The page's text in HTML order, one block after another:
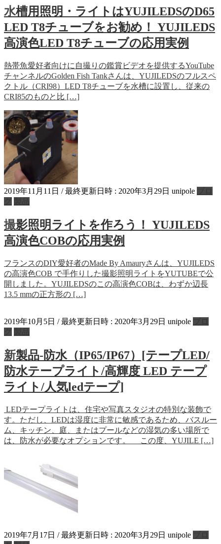
水槽用照明・ライトはYUJILEDSのD65
LED T8チューブをお勧め！ YUJILEDS
高演色LED T8チューブの応用実例
熱帯魚愛好者向けに自撮りの鑑賞ビデオを提供するYouTube
チャンネルのGolden Fish Tankさんは、YUJILEDSのフルスペ
クトル（CRI98）LED T8チューブを水槽に設置し、従来の
CRI85のものと比 […]
2019年11月11日 / 最終更新日時 : 2020年3月29日 unipole
撮影照明ライトを作ろう！ YUJILEDS
高演色COBの応用実例
フランスのDIY愛好者のMade By Amauryさんは、YUJILEDS
の高演色COB で手作りした撮影照明ライトをYUTUBEで公
開しました。YUJILEDSのこの高演色COBは、わずか辺長
13.5 mmの正方形の […]
2019年10月5日 / 最終更新日時 : 2020年3月29日 unipole
新製品-防水（IP65/IP67）[テープLED/
防水テープライト/高輝度 LED テープ
ライト/人気ledテープ]
LEDテープライトは、住宅や写真スタジオの特別な装飾で
す。ただし、LEDは湿度に非常に敏感であるため、バスルー
ム、キッチン、庭、またはプールなどの湿気の多い場所で
は、防水が必要なオプションです。 この度、YUJILE […]
2019年7月17日 / 最終更新日時 : 2020年3月29日 unipole